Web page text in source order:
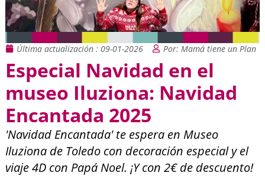
Última actualización : 09-01-2026 Por: Mamá tiene un Plan
Especial Navidad en el
museo Iluziona: Navidad
Encantada 2025
'Navidad Encantada' te espera en Museo
Iluziona de Toledo con decoración especial y el
viaje 4D con Papá Noel. ¡Y con 2€ de descuento!